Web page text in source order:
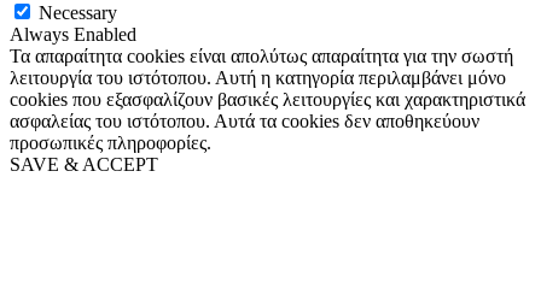
Necessary
Always Enabled
Τα απαραίτητα cookies είναι απολύτως απαραίτητα για την σωστή
λειτουργία του ιστότοπου. Αυτή η κατηγορία περιλαμβάνει μόνο
cookies που εξασφαλίζουν βασικές λειτουργίες και χαρακτηριστικά
ασφαλείας του ιστότοπου. Αυτά τα cookies δεν αποθηκεύουν
προσωπικές πληροφορίες.
SAVE & ACCEPT